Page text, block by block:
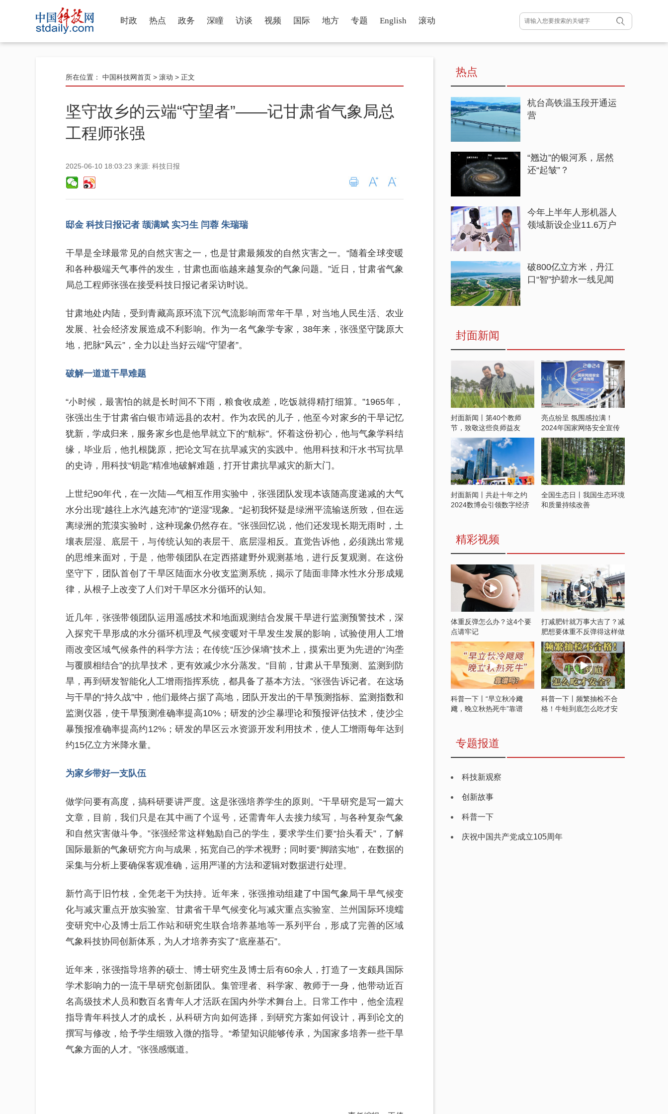
时政 热点 政务 深瞳 访谈 视频 国际 地方 专题 English 滚动
所在位置： 中国科技网首页 > 滚动 > 正文
坚守故乡的云端“守望者”——记甘肃省气象局总
工程师张强
2025-06-10 18:03:23 来源: 科技日报
邸金 科技日报记者 颉满斌 实习生 闫蓉 朱瑞瑞
干旱是全球最常见的自然灾害之一，也是甘肃最频发的自然灾害之一。“随着全球变暖
和各种极端天气事件的发生，甘肃也面临越来越复杂的气象问题。”近日，甘肃省气象
局总工程师张强在接受科技日报记者采访时说。
甘肃地处内陆，受到青藏高原环流下沉气流影响而常年干旱，对当地人民生活、农业
发展、社会经济发展造成不利影响。作为一名气象学专家，38年来，张强坚守陇原大
地，把脉“风云”，全力以赴当好云端“守望者”。
破解一道道干旱难题
“小时候，最害怕的就是长时间不下雨，粮食收成差，吃饭就得精打细算。”1965年，
张强出生于甘肃省白银市靖远县的农村。作为农民的儿子，他至今对家乡的干旱记忆
犹新，学成归来，服务家乡也是他早就立下的“航标”。怀着这份初心，他与气象学科结
缘，毕业后，他扎根陇原，把论文写在抗旱减灾的实践中。他用科技和汗水书写抗旱
的史诗，用科技“钥匙”精准地破解难题，打开甘肃抗旱减灾的新大门。
上世纪90年代，在一次陆—气相互作用实验中，张强团队发现本该随高度递减的大气
水分出现“越往上水汽越充沛”的“逆湿”现象。“起初我怀疑是绿洲平流输送所致，但在远
离绿洲的荒漠实验时，这种现象仍然存在。”张强回忆说，他们还发现长期无雨时，土
壤表层湿、底层干，与传统认知的表层干、底层湿相反。直觉告诉他，必须跳出常规
的思维来面对，于是，他带领团队在定西搭建野外观测基地，进行反复观测。在这份
坚守下，团队首创了干旱区陆面水分收支监测系统，揭示了陆面非降水性水分形成规
律，从根子上改变了人们对干旱区水分循环的认知。
近几年，张强带领团队运用遥感技术和地面观测结合发展干旱进行监测预警技术，深
入探究干旱形成的水分循环机理及气候变暖对干旱发生发展的影响，试验使用人工增
雨改变区域气候条件的科学方法；在传统“压沙保墒”技术上，摸索出更为先进的“沟垄
与覆膜相结合”的抗旱技术，更有效减少水分蒸发。“目前，甘肃从干旱预测、监测到防
旱，再到研发智能化人工增雨指挥系统，都具备了基本方法。”张强告诉记者。在这场
与干旱的“持久战”中，他们最终占据了高地，团队开发出的干旱预测指标、监测指数和
监测仪器，使干旱预测准确率提高10%；研发的沙尘暴理论和预报评估技术，使沙尘
暴预报准确率提高约12%；研发的旱区云水资源开发利用技术，使人工增雨每年达到
约15亿立方米降水量。
为家乡带好一支队伍
做学问要有高度，搞科研要讲严度。这是张强培养学生的原则。“干旱研究是写一篇大
文章，目前，我们只是在其中画了个逗号，还需青年人去接力续写，与各种复杂气象
和自然灾害做斗争。”张强经常这样勉励自己的学生，要求学生们要“抬头看天”，了解
国际最新的气象研究方向与成果，拓宽自己的学术视野；同时要“脚踏实地”，在数据的
采集与分析上要确保客观准确，运用严谨的方法和逻辑对数据进行处理。
新竹高于旧竹枝，全凭老干为扶持。近年来，张强推动组建了中国气象局干旱气候变
化与减灾重点开放实验室、甘肃省干旱气候变化与减灾重点实验室、兰州国际环境蠕
变研究中心及博士后工作站和研究生联合培养基地等一系列平台，形成了完善的区域
气象科技协同创新体系，为人才培养夯实了“底座基石”。
近年来，张强指导培养的硕士、博士研究生及博士后有60余人，打造了一支颇具国际
学术影响力的一流干旱研究创新团队。集管理者、科学家、教师于一身，他带动近百
名高级技术人员和数百名青年人才活跃在国内外学术舞台上。日常工作中，他全流程
指导青年科技人才的成长，从科研方向如何选择，到研究方案如何设计，再到论文的
撰写与修改，给予学生细致入微的指导。“希望知识能够传承，为国家多培养一些干旱
气象方面的人才。”张强感慨道。
热点
杭台高铁温玉段开通运
营
“翘边”的银河系，居然
还“起皱”？
今年上半年人形机器人
领域新设企业11.6万户
破800亿立方米，丹江
口“智”护碧水一线见闻
封面新闻
封面新闻丨第40个教师
节，致敬这些良师益友
亮点纷呈 氛围感拉满！
2024年国家网络安全宣传
周开启
封面新闻丨共赴十年之约
2024数博会引领数字经济
全国生态日丨我国生态环境
和质量持续改善
精彩视频
体重反弹怎么办？这4个要
点请牢记
打减肥针就万事大吉了？减
肥想要体重不反弹得这样做
科普一下丨“早立秋冷飕
飕，晚立秋热死牛”靠谱
科普一下丨频繁抽检不合
格！牛蛙到底怎么吃才安
专题报道
科技新观察
创新故事
科普一下
庆祝中国共产党成立105周年